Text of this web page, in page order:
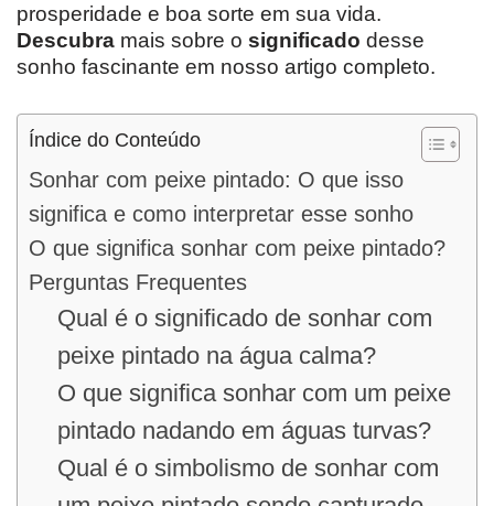
prosperidade e boa sorte em sua vida.
Descubra mais sobre o significado desse
sonho fascinante em nosso artigo completo.
Índice do Conteúdo
Sonhar com peixe pintado: O que isso
significa e como interpretar esse sonho
O que significa sonhar com peixe pintado?
Perguntas Frequentes
Qual é o significado de sonhar com
peixe pintado na água calma?
O que significa sonhar com um peixe
pintado nadando em águas turvas?
Qual é o simbolismo de sonhar com